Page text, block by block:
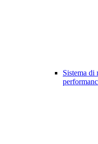
Sistema di